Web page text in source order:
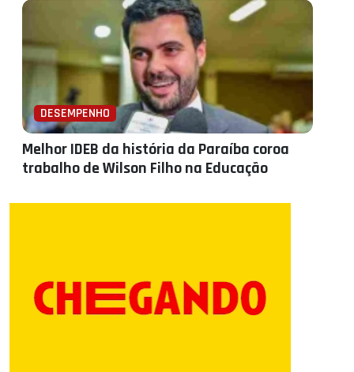
DESEMPENHO
Melhor IDEB da história da Paraíba coroa
trabalho de Wilson Filho na Educação